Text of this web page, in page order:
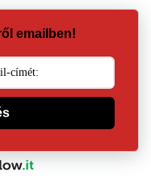
emailben!